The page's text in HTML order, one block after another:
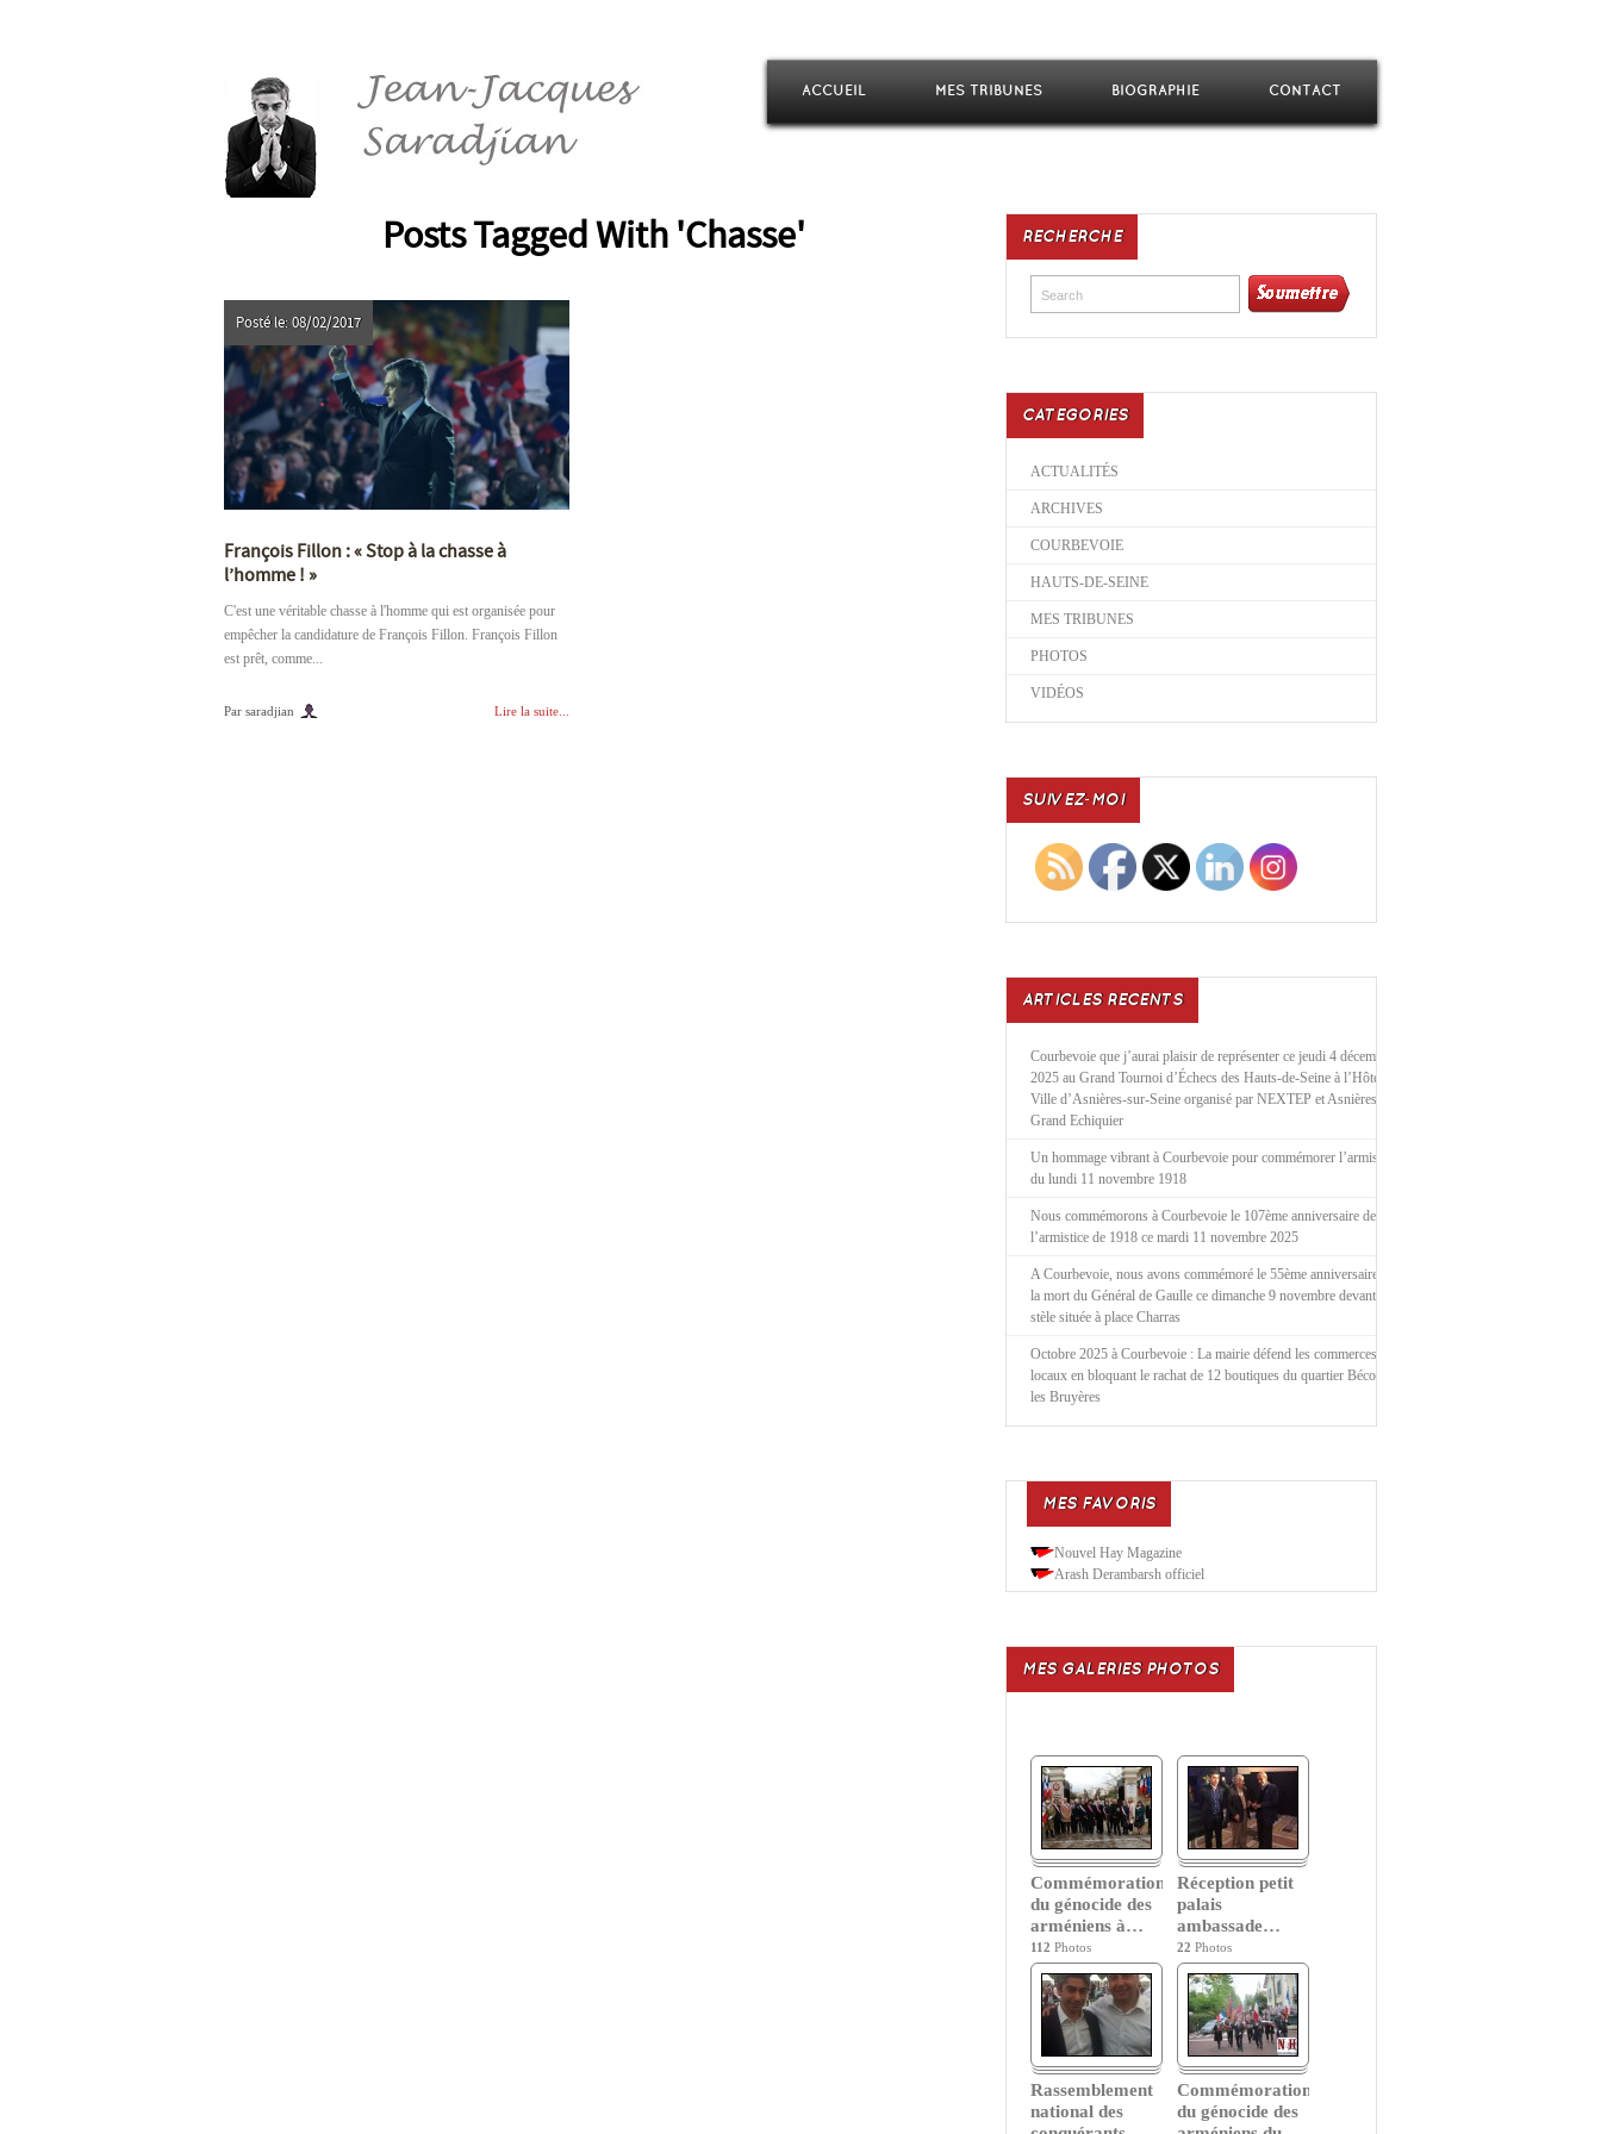
ACCUEIL MES TRIBUNES BIOGRAPHIE CONTACT
Posts Tagged With 'Chasse'
Posté le: 08/02/2017
François Fillon : « Stop à la chasse à
l’homme ! »
C'est une véritable chasse à l'homme qui est organisée pour
empêcher la candidature de François Fillon. François Fillon
est prêt, comme...
Par saradjian Lire la suite...
RECHERCHE
CATEGORIES
ACTUALITÉS
ARCHIVES
COURBEVOIE
HAUTS-DE-SEINE
MES TRIBUNES
PHOTOS
VIDÉOS
SUIVEZ-MOI
ARTICLES RECENTS
Courbevoie que j’aurai plaisir de représenter ce jeudi 4 décembre
2025 au Grand Tournoi d’Échecs des Hauts-de-Seine à l’Hôtel de
Ville d’Asnières-sur-Seine organisé par NEXTEP et Asnières le
Grand Echiquier
Un hommage vibrant à Courbevoie pour commémorer l’armistice
du lundi 11 novembre 1918
Nous commémorons à Courbevoie le 107ème anniversaire de
l’armistice de 1918 ce mardi 11 novembre 2025
A Courbevoie, nous avons commémoré le 55ème anniversaire de
la mort du Général de Gaulle ce dimanche 9 novembre devant la
stèle située à place Charras
Octobre 2025 à Courbevoie : La mairie défend les commerces
locaux en bloquant le rachat de 12 boutiques du quartier Bécon
les Bruyères
MES FAVORIS
Nouvel Hay Magazine
Arash Derambarsh officiel
MES GALERIES PHOTOS
Commémoration
du génocide des
arméniens à…
112 Photos
Réception petit
palais
ambassade…
22 Photos
Rassemblement
national des
Commémoration
du génocide des